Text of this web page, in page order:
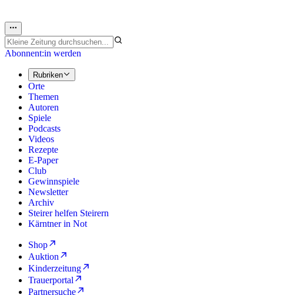
Abonnent:in werden
Rubriken
Orte
Themen
Autoren
Spiele
Podcasts
Videos
Rezepte
E-Paper
Club
Gewinnspiele
Newsletter
Archiv
Steirer helfen Steirern
Kärntner in Not
Shop
Auktion
Kinderzeitung
Trauerportal
Partnersuche